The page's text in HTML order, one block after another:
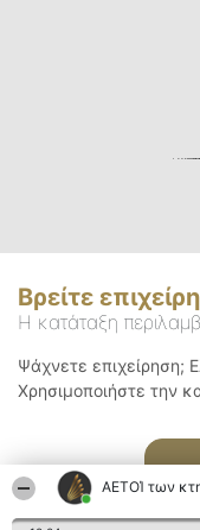
ΑΕΤΟΊ των
Βρείτε
Η κατάταξη
Ψάχνετε επιχείρηση;
Χρησιμοποιήστε την